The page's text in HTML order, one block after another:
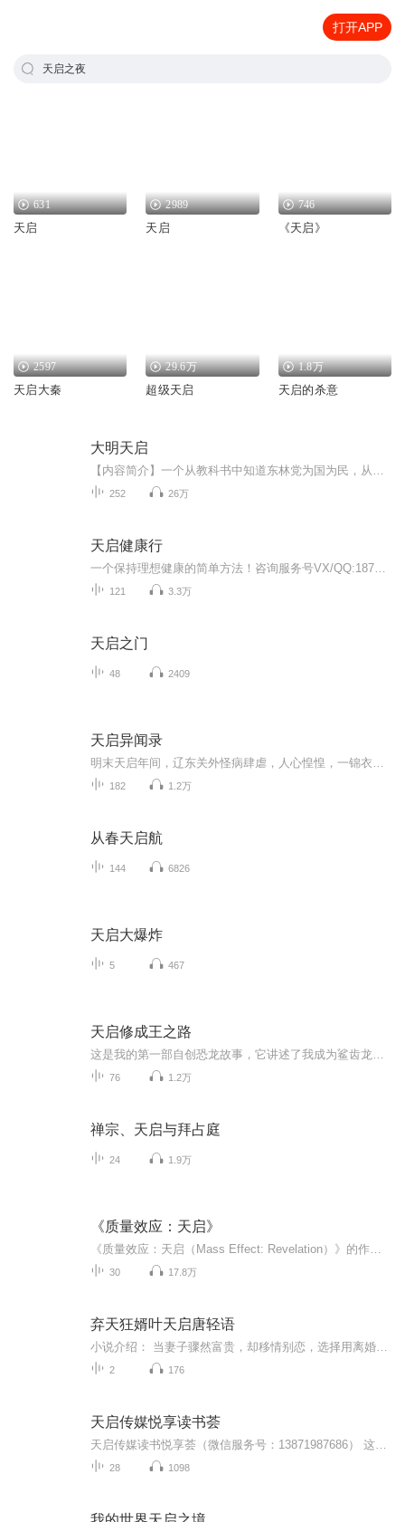
打开APP
天启之夜
631
天启
2989
天启
746
《天启》
2597
天启大秦
29.6万
超级天启
1.8万
天启的杀意
大明天启
252 26万
天启健康行
121 3.3万
天启之门
48 2409
天启异闻录
182 1.2万
从春天启航
144 6826
天启大爆炸
5 467
天启修成王之路
76 1.2万
禅宗、天启与拜占庭
24 1.9万
《质量效应：天启》
30 17.8万
弃天狂婿叶天启唐轻语
2 176
天启传媒悦享读书荟
28 1098